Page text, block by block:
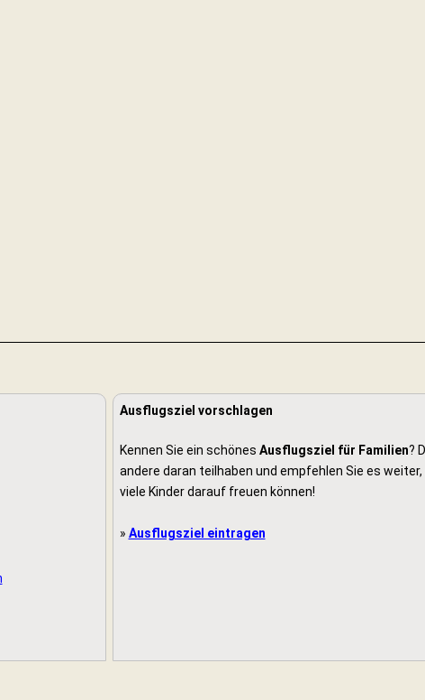
Ausflugsziel vorschlagen
Kennen Sie ein schönes Ausflugsziel für Familien?
andere daran teilhaben und empfehlen Sie es
viele Kinder darauf freuen können!
» Ausflugsziel eintragen